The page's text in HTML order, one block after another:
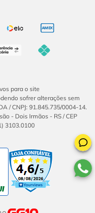
para o site
sofrer alterações sem
/ CNPJ: 91.845.735/0004-14.
- Dois Irmãos - RS / CEP
3103.0100